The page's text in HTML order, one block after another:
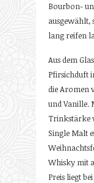
Bourbon-
ausgewählt,
lang reifen
Aus dem
Pfirsichduft
die Aromen
und Vanille.
Trinkstärke
Single Malt
Whisky mit
Preis liegt